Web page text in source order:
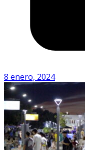
8 enero, 2024